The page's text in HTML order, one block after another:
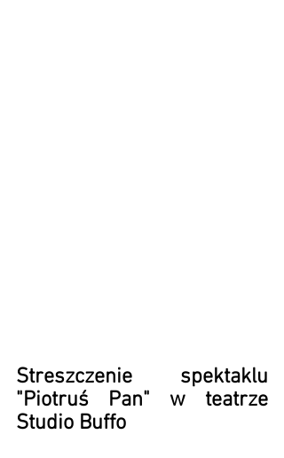
Streszczenie spektaklu
"Piotruś Pan" w teatrze
Studio Buffo